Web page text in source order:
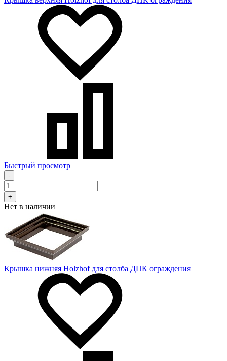
Быстрый просмотр
-
+
Нет в наличии
Крышка нижняя Holzhof для столба ДПК ограждения